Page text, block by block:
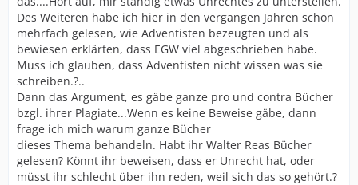
Des Weiteren habe ich hier in den vergangen Jahren schon
mehrfach gelesen, wie Adventisten bezeugten und als
bewiesen erklärten, dass EGW viel abgeschrieben habe.
Muss ich glauben, dass Adventisten nicht wissen was sie
schreiben.?..
Dann das Argument, es gäbe ganze pro und contra Bücher
bzgl. ihrer Plagiate...Wenn es keine Beweise gäbe, dann
frage ich mich warum ganze Bücher
dieses Thema behandeln. Habt ihr Walter Reas Bücher
gelesen? Könnt ihr beweisen, dass er Unrecht hat, oder
müsst ihr schlecht über ihn reden, weil sich das so gehört.?